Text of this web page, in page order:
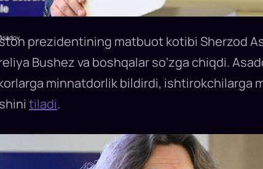
prezidentining matbuot kotibi Sherzod
Bushez va boshqalar so‘zga chiqdi.
minnatdorlik bildirdi, ishtirokchilarga
tiladi.